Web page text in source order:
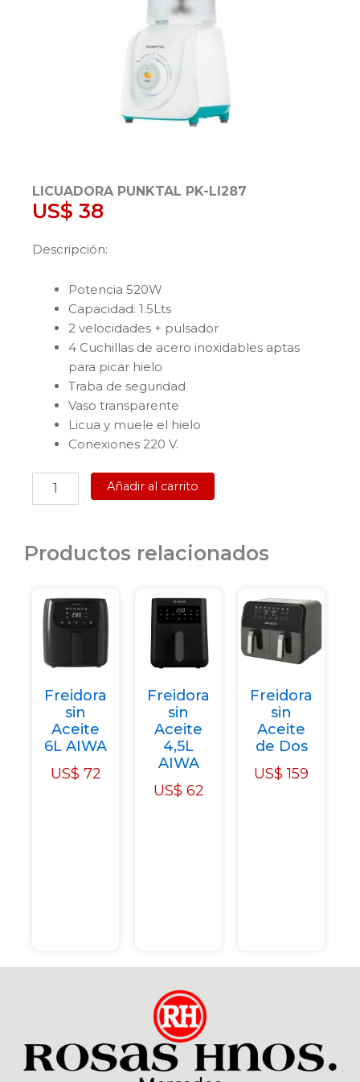
LICUADORA PUNKTAL PK-LI287
US$ 38
Descripción:
Potencia 520W
Capacidad: 1.5Lts
2 velocidades + pulsador
4 Cuchillas de acero inoxidables aptas
para picar hielo
Traba de seguridad
Vaso transparente
Licua y muele el hielo
Conexiones 220 V.
LICUADORA
PUNKTAL
cantidad
Añadir al carrito
Productos relacionados
Freidora
sin
Aceite
6L AIWA
US$ 72
Freidora
sin
Aceite
4,5L
AIWA
US$ 62
Freidora
sin
Aceite
de Dos
US$ 159